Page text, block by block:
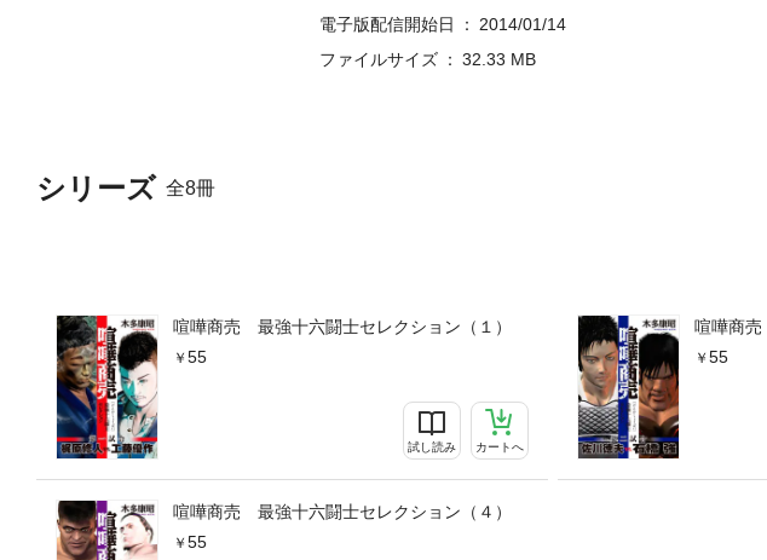
シリーズ 全8冊
喧嘩商売 最強十六闘士セレクション（１）
55
試し読み カートへ
喧嘩商売
55
喧嘩商売 最強十六闘士セレクション（４）
55
電子版配信開始日
2014/01/14
ファイルサイズ
32.33 MB